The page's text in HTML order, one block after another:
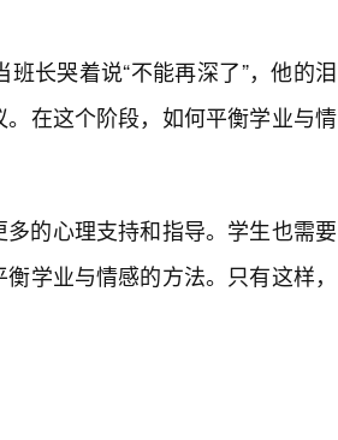
长哭着说“不能再深了”，他的泪
在这个阶段，如何平衡学业与情
的心理支持和指导。学生也需要
学业与情感的方法。只有这样，